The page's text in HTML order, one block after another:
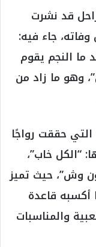
قد نشرت
جاء فيه:
ما النجم يقوم
وهو ما زاد من
حققت رواجًا
“الكل خاب”،
وش”، حيث تميز
أكسبه قاعدة
والمناسبات